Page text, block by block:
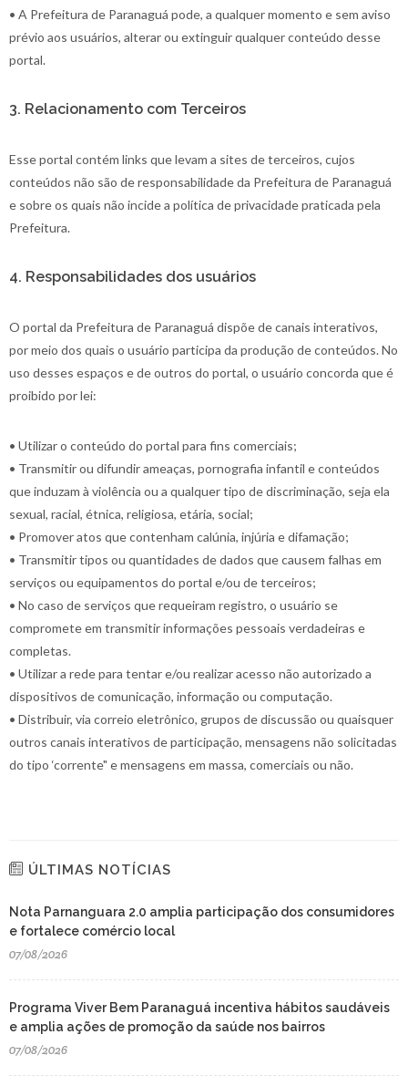
• A Prefeitura de Paranaguá pode, a qualquer momento e sem aviso
prévio aos usuários, alterar ou extinguir qualquer conteúdo desse
portal.
3. Relacionamento com Terceiros
Esse portal contém links que levam a sites de terceiros, cujos
conteúdos não são de responsabilidade da Prefeitura de Paranaguá
e sobre os quais não incide a política de privacidade praticada pela
Prefeitura.
4. Responsabilidades dos usuários
O portal da Prefeitura de Paranaguá dispõe de canais interativos,
por meio dos quais o usuário participa da produção de conteúdos. No
uso desses espaços e de outros do portal, o usuário concorda que é
proibido por lei:
• Utilizar o conteúdo do portal para fins comerciais;
• Transmitir ou difundir ameaças, pornografia infantil e conteúdos
que induzam à violência ou a qualquer tipo de discriminação, seja ela
sexual, racial, étnica, religiosa, etária, social;
• Promover atos que contenham calúnia, injúria e difamação;
• Transmitir tipos ou quantidades de dados que causem falhas em
serviços ou equipamentos do portal e/ou de terceiros;
• No caso de serviços que requeiram registro, o usuário se
compromete em transmitir informações pessoais verdadeiras e
completas.
• Utilizar a rede para tentar e/ou realizar acesso não autorizado a
dispositivos de comunicação, informação ou computação.
• Distribuir, via correio eletrônico, grupos de discussão ou quaisquer
outros canais interativos de participação, mensagens não solicitadas
do tipo ‘corrente" e mensagens em massa, comerciais ou não.
ÚLTIMAS NOTÍCIAS
Nota Parnanguara 2.0 amplia participação dos consumidores
e fortalece comércio local
07/08/2026
Programa Viver Bem Paranaguá incentiva hábitos saudáveis
e amplia ações de promoção da saúde nos bairros
07/08/2026